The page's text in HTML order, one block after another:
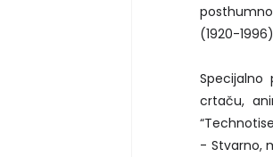
(1920-
Specijalno
crtaču,
- Stvarno,